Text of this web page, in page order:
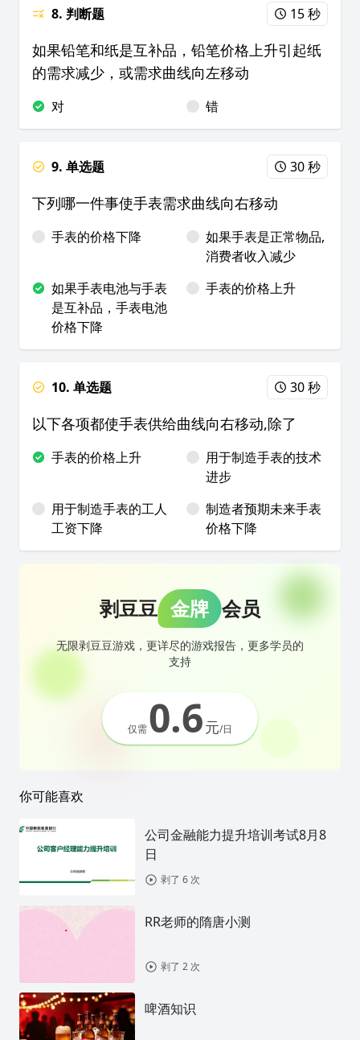
8. 判断题 15 秒
如果铅笔和纸是互补品，铅笔价格上升引起纸
的需求减少，或需求曲线向左移动
对 错
9. 单选题 30 秒
下列哪一件事使手表需求曲线向右移动
手表的价格下降
如果手表是正常物品,
消费者收入减少
如果手表电池与手表
是互补品，手表电池
价格下降
手表的价格上升
10. 单选题 30 秒
以下各项都使手表供给曲线向右移动,除了
手表的价格上升
用于制造手表的技术
进步
用于制造手表的工人
工资下降
制造者预期未来手表
价格下降
剥豆豆 金牌 会员
无限剥豆豆游戏，更详尽的游戏报告，更多学员的
支持
仅需0.6元/日
你可能喜欢
公司金融能力提升培训考试8月8
日
剥了 6 次
RR老师的隋唐小测
剥了 2 次
啤酒知识